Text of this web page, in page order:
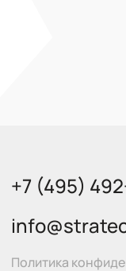
+7 (495)
Политика